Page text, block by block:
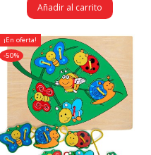
Añadir al carrito
¡En oferta!
-50%